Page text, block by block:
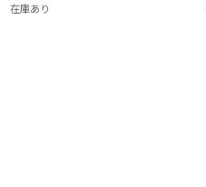
在庫あり